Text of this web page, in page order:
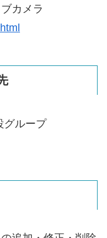
カメラ
グループ